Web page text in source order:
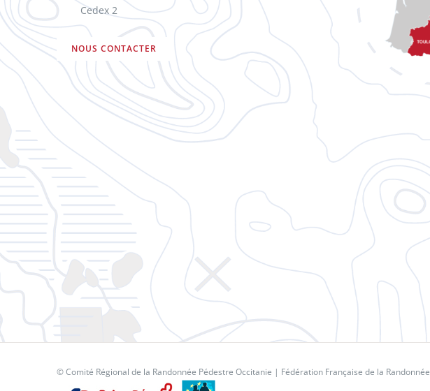
Cedex 2
NOUS CONTACTER
© Comité Régional de la Randonnée Pédestre Occitanie | Fédération Française de la